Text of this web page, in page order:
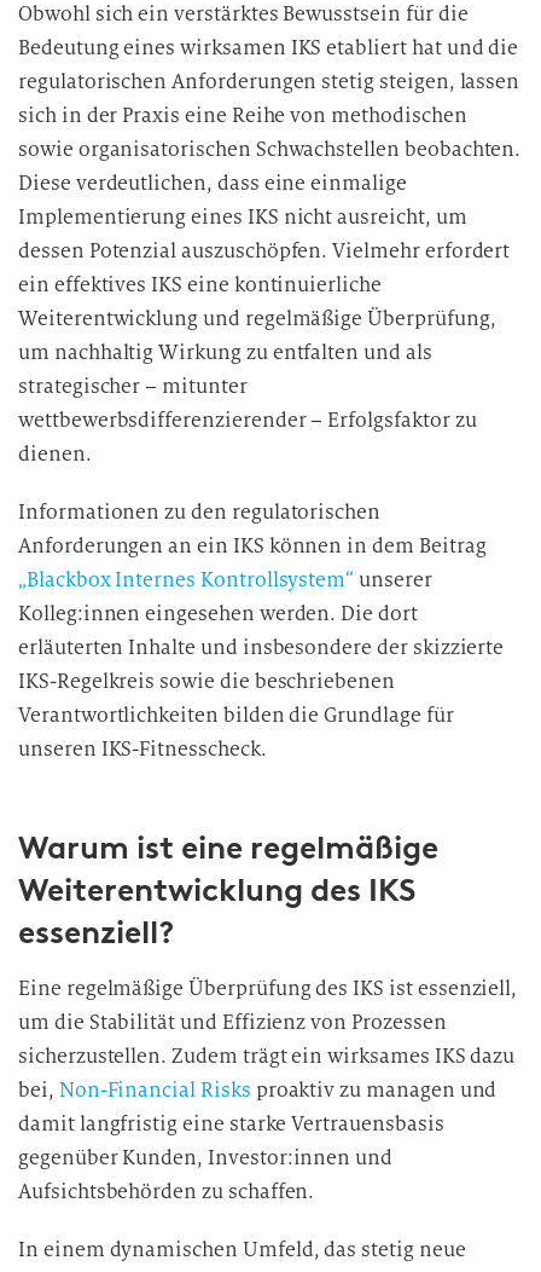
Obwohl sich ein verstärktes Bewusstsein für die
Bedeutung eines wirksamen IKS etabliert hat und die
regulatorischen Anforderungen stetig steigen, lassen
sich in der Praxis eine Reihe von methodischen
sowie organisatorischen Schwachstellen beobachten.
Diese verdeutlichen, dass eine einmalige
Implementierung eines IKS nicht ausreicht, um
dessen Potenzial auszuschöpfen. Vielmehr erfordert
ein effektives IKS eine kontinuierliche
Weiterentwicklung und regelmäßige Überprüfung,
um nachhaltig Wirkung zu entfalten und als
strategischer – mitunter
wettbewerbsdifferenzierender – Erfolgsfaktor zu
dienen.
Informationen zu den regulatorischen
Anforderungen an ein IKS können in dem Beitrag
„Blackbox Internes Kontrollsystem“ unserer
Kolleg:innen eingesehen werden. Die dort
erläuterten Inhalte und insbesondere der skizzierte
IKS-Regelkreis sowie die beschriebenen
Verantwortlichkeiten bilden die Grundlage für
unseren IKS-Fitnesscheck.
Warum ist eine regelmäßige
Weiterentwicklung des IKS
essenziell?
Eine regelmäßige Überprüfung des IKS ist essenziell,
um die Stabilität und Effizienz von Prozessen
sicherzustellen. Zudem trägt ein wirksames IKS dazu
bei, Non-Financial Risks proaktiv zu managen und
damit langfristig eine starke Vertrauensbasis
gegenüber Kunden, Investor:innen und
Aufsichtsbehörden zu schaffen.
In einem dynamischen Umfeld, das stetig neue